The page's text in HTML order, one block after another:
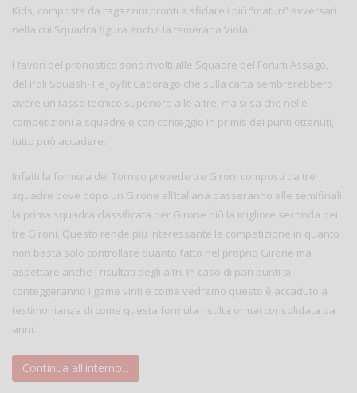
Kids, composta da ragazzini pronti a sfidare i più “maturi” avversari
nella cui Squadra figura anche la temeraria Viola!
I favori del pronostico sono rivolti alle Squadre del Forum Assago,
del Poli Squash-1 e Joyfit Cadorago che sulla carta sembrerebbero
avere un tasso tecnico superiore alle altre, ma si sa che nelle
competizioni a squadre e con conteggio in primis dei punti ottenuti,
tutto può accadere.
Infatti la formula del Torneo prevede tre Gironi composti da tre
squadre dove dopo un Girone all’italiana passeranno alle semifinali
la prima squadra classificata per Girone più la migliore seconda dei
tre Gironi. Questo rende più interessante la competizione in quanto
non basta solo controllare quanto fatto nel proprio Girone ma
aspettare anche i risultati degli altri. In caso di pari punti si
conteggeranno i game vinti e come vedremo questo è accaduto a
testimonianza di come questa formula risulta ormai consolidata da
anni.
Continua all'interno...